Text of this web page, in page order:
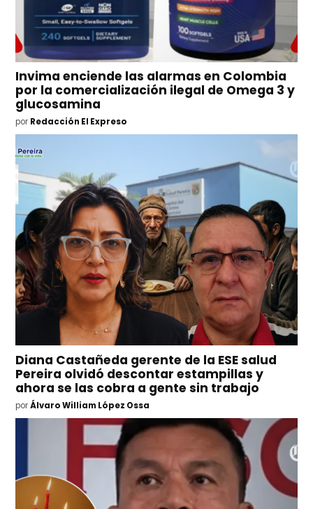
Invima enciende las alarmas en Colombia
por la comercialización ilegal de Omega 3 y
glucosamina
por Redacción El Expreso
Diana Castañeda gerente de la ESE salud
Pereira olvidó descontar estampillas y
ahora se las cobra a gente sin trabajo
por Álvaro William López Ossa